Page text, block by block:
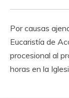
Por causas
Eucaristía de
procesional al
horas en la